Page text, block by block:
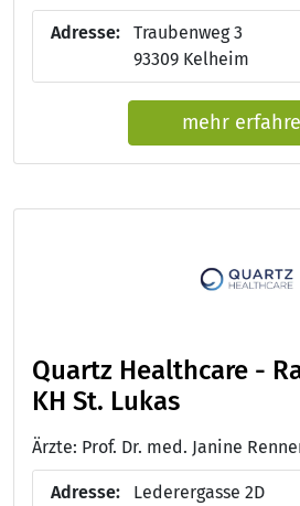
Adresse:
Traubenweg 3
93309 Kelheim
mehr
Quartz Healthcare -
KH St. Lukas
Adresse:
Lederergasse 2D